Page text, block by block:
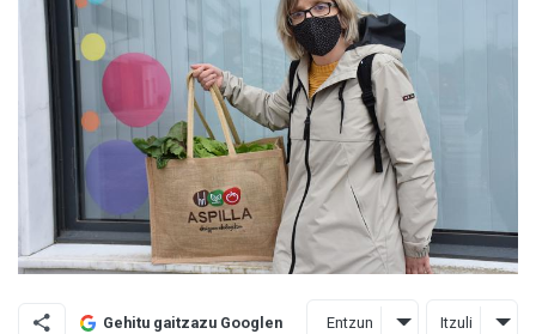
Gehitu gaitzazu Googlen Entzun Itzuli